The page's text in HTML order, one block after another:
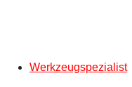
Werkzeugspezialist